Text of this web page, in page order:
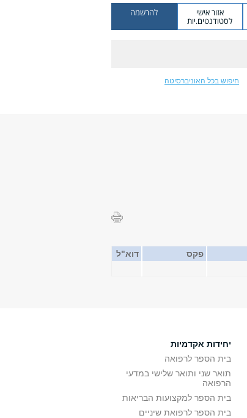
אזור אישי
לסטודנטים.יות
להרשמה
חיפוש בכל האוניברסיטה
פקס
דוא"ל
יחידות אקדמיות
בית הספר לרפואה
תואר שני ותואר שלישי במדעי
הרפואה
בית הספר למקצועות הבריאות
בית הספר לרפואת שיניים